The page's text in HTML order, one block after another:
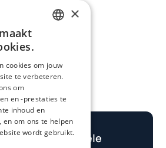
je potentiële
×
cookies om jouw
te verbeteren.
om
en -prestaties te
inhoud en
om ons te helpen
wordt gebruikt.